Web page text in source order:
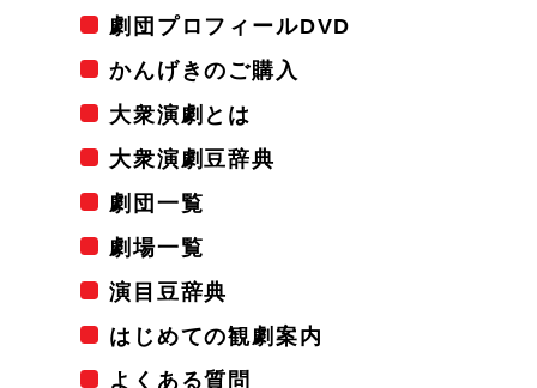
劇団プロフィールDVD
かんげきのご購入
大衆演劇とは
大衆演劇豆辞典
劇団一覧
劇場一覧
演目豆辞典
はじめての観劇案内
よくある質問